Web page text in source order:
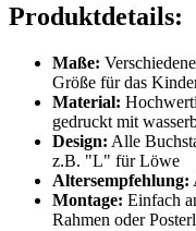
Produktdetails:
Maße:
Größe für das
Material:
gedruckt mit
Design: Alle
z.B. "L" für Löwe
Altersempfehlung:
Montage: Einfach
Rahmen oder